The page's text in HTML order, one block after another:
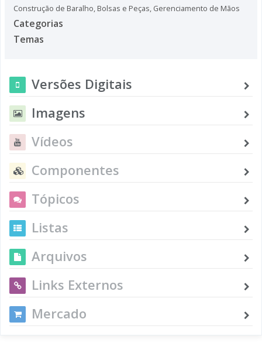
Construção de Baralho, Bolsas e Peças, Gerenciamento de Mãos
Categorias
Temas
Versões Digitais
Imagens
Vídeos
Componentes
Tópicos
Listas
Arquivos
Links Externos
Mercado